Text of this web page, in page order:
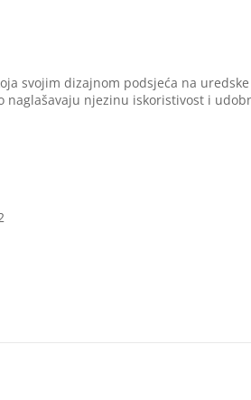
svojim dizajnom podsjeća na
njezinu iskoristivost i